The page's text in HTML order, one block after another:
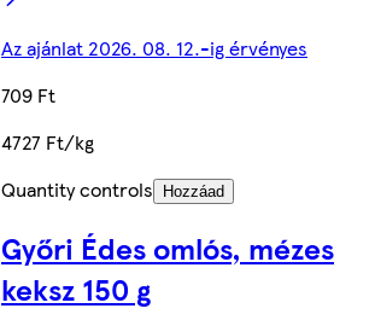
Az ajánlat 2026. 08. 12.-ig érvényes
709 Ft
4727 Ft/kg
Quantity controls
Hozzáad
Győri Édes omlós, mézes
keksz 150 g